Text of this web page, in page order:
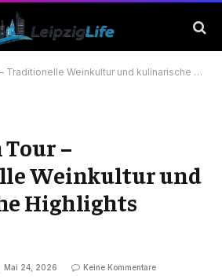
Weinkultur und kulinarische Highlights genießen
–
Weinkultur und
Highlights
Mai 24, 2026 Keine Kommentare